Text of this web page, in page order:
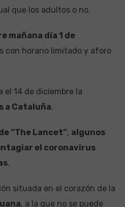
que los adultos o no.
mañana día 1 de
con horario limitado y aforo
el 14 de diciembre la
a Cataluña.
“The Lancet”, algunos
el coronavirus
.
situada en el corazón de la
, a la que no se puede